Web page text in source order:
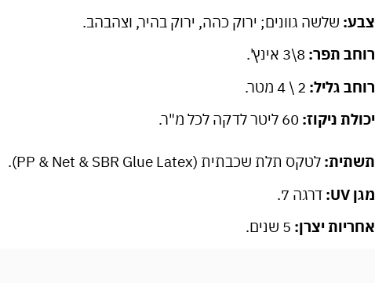
צבע: שלשה גוונים; ירוק כהה, ירוק בהיר, וצהבהב.
רוחב תפר:
רוחב גליל:
יכולת ניקוז: 60 ליטר לדקה לכל מ"ר.
תשתית: לטקס תלת שכבתית (PP & Net & SBR Glue Latex).
מגן UV:
דרגה 7.
אחריות יצרן: